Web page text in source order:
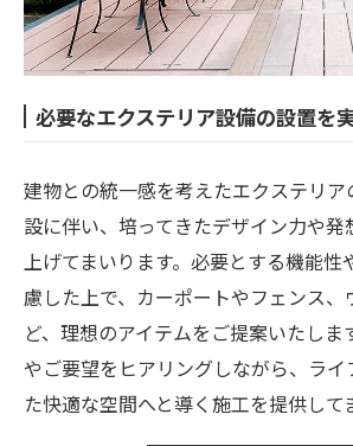
必要なエクステリア設備の設置を
建物との統一感を考えたエクステリ
設に伴い、培ってきたデザイン力や
上げてまいります。必要とする機能性
慮した上で、カーポートやフェンス、
ど、理想のアイテムをご提案いたしま
やご要望をヒアリングしながら、ライ
た快適な空間へと導く施工を提供して